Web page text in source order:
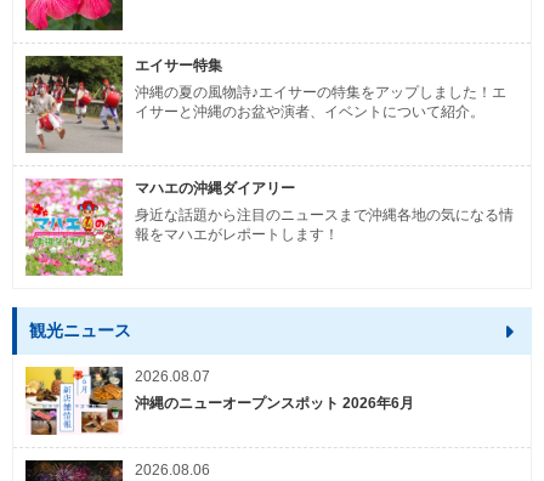
エイサー特集
沖縄の夏の風物詩♪エイサーの特集をアップしました！エ
イサーと沖縄のお盆や演者、イベントについて紹介。
マハエの沖縄ダイアリー
身近な話題から注目のニュースまで沖縄各地の気になる情
報をマハエがレポートします！
観光ニュース
2026.08.07
沖縄のニューオープンスポット 2026年6月
2026.08.06